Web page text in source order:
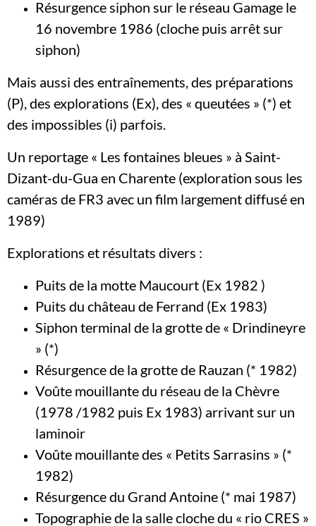
Résurgence siphon sur le réseau Gamage le
16 novembre 1986 (cloche puis arrêt sur
siphon)
Mais aussi des entraînements, des préparations
(P), des explorations (Ex), des « queutées » (*) et
des impossibles (i) parfois.
Un reportage « Les fontaines bleues » à Saint-
Dizant-du-Gua en Charente (exploration sous les
caméras de FR3 avec un film largement diffusé en
1989)
Explorations et résultats divers :
Puits de la motte Maucourt (Ex 1982 )
Puits du château de Ferrand (Ex 1983)
Siphon terminal de la grotte de « Drindineyre
» (*)
Résurgence de la grotte de Rauzan (* 1982)
Voûte mouillante du réseau de la Chèvre
(1978 /1982 puis Ex 1983) arrivant sur un
laminoir
Voûte mouillante des « Petits Sarrasins » (*
1982)
Résurgence du Grand Antoine (* mai 1987)
Topographie de la salle cloche du « rio CRES »